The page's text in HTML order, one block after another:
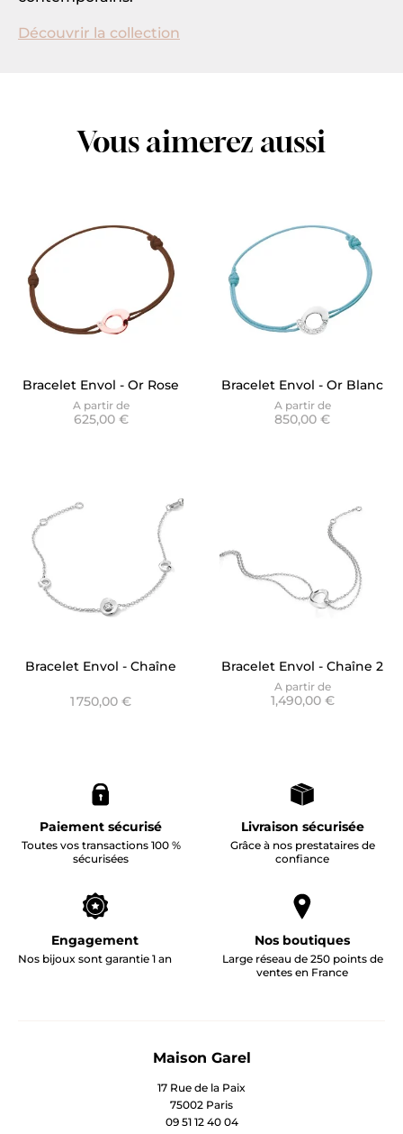
Découvrir la collection
Vous aimerez aussi
Bracelet Envol - Or Rose
Diamant sur cordon
chocolat
A partir de
625,00 €
Bracelet Envol - Or Blanc
pavage sur cordon bleu
A partir de
850,00 €
Bracelet Envol - Chaîne
1 750,00 €
Bracelet Envol - Chaîne 2
rangs
A partir de
1,490,00 €
Paiement sécurisé
Toutes vos transactions 100 %
sécurisées
Livraison sécurisée
Grâce à nos prestataires de
confiance
Engagement
Nos bijoux sont garantie 1 an
Nos boutiques
Large réseau de 250 points de
ventes en France
Maison Garel
17 Rue de la Paix
75002 Paris
09 51 12 40 04